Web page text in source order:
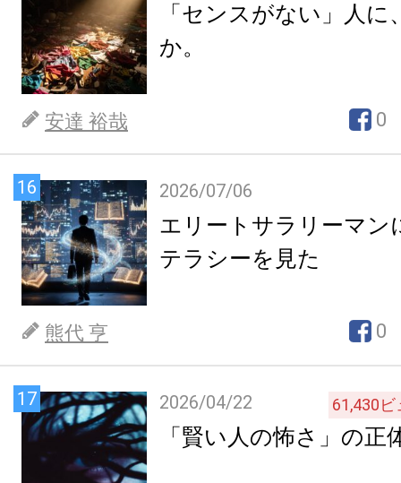
「センスがない」人
か。
安達 裕哉 0
16 2026/07/06
エリートサラリーマン
テラシーを見た
熊代 亨 0
17 2026/04/22 61,430ビ
「賢い人の怖さ」の正